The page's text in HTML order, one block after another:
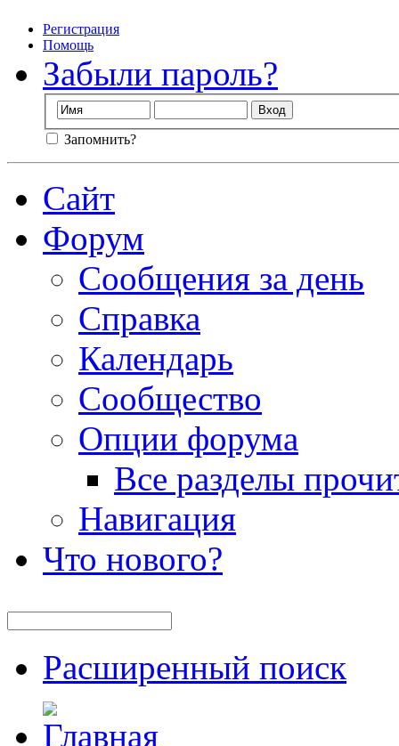
Регистрация
Помощь
Забыли пароль?
Запомнить?
Сайт
Форум
Сообщения за день
Справка
Календарь
Сообщество
Опции форума
Все разделы
Навигация
Что нового?
Расширенный поиск